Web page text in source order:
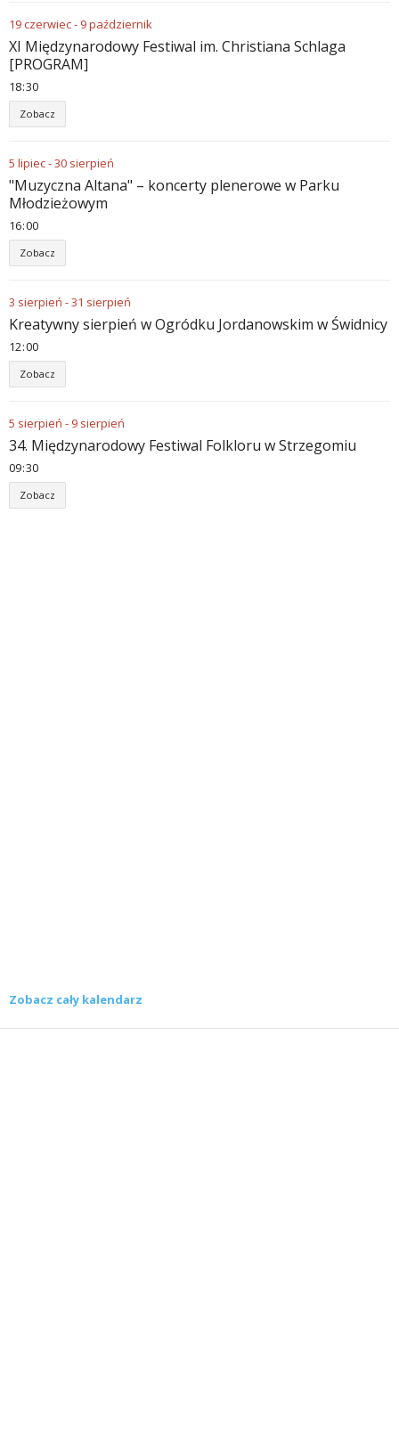
19czerwiec- 9październik
XI Międzynarodowy Festiwal im. Christiana Schlaga
[PROGRAM]
18:30
Zobacz
5 lipiec-30 sierpień
"Muzyczna Altana" – koncerty plenerowe w Parku
Młodzieżowym
16:00
Zobacz
3 sierpień -31 sierpień
Kreatywny sierpień w Ogródku Jordanowskim w Świdnicy
12:00
Zobacz
5 sierpień - 9 sierpień
34. Międzynarodowy Festiwal Folkloru w Strzegomiu
09:30
Zobacz
Zobacz cały kalendarz